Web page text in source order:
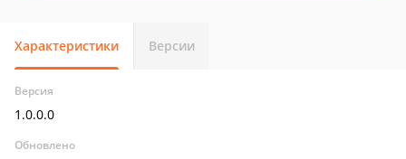
Характеристики Версии
Версия
1.0.0.0
Обновлено